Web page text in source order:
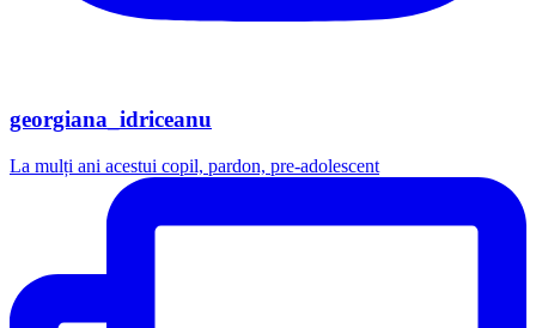
georgiana_idriceanu
La mulți ani acestui copil, pardon, pre-adolescent